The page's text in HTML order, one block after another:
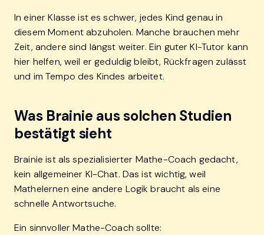
In einer Klasse ist es schwer, jedes Kind genau in
diesem Moment abzuholen. Manche brauchen mehr
Zeit, andere sind längst weiter. Ein guter KI-Tutor kann
hier helfen, weil er geduldig bleibt, Rückfragen zulässt
und im Tempo des Kindes arbeitet.
Was Brainie aus solchen Studien
bestätigt sieht
Brainie ist als spezialisierter Mathe-Coach gedacht,
kein allgemeiner KI-Chat. Das ist wichtig, weil
Mathelernen eine andere Logik braucht als eine
schnelle Antwortsuche.
Ein sinnvoller Mathe-Coach sollte: